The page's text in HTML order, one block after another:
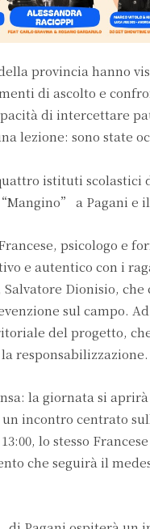
provincia hanno
di ascolto e
di intercettare
lezione: sono state
istituti
a Pagani e
psicologo e
e autentico con i
Dionisio, che
sul campo.
del progetto,
responsabilizzazione.
la giornata si
incontro centrato
lo stesso
che seguirà il